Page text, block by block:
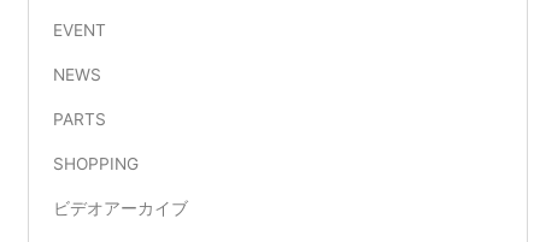
EVENT
NEWS
PARTS
SHOPPING
ビデオアーカイブ